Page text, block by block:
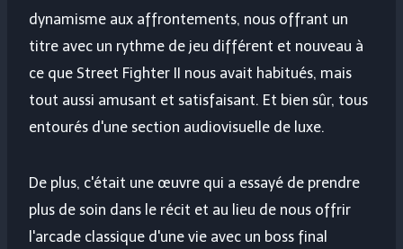
dynamisme aux affrontements, nous offrant un
titre avec un rythme de jeu différent et nouveau à
ce que Street Fighter II nous avait habitués, mais
tout aussi amusant et satisfaisant. Et bien sûr, tous
entourés d'une section audiovisuelle de luxe.
De plus, c'était une œuvre qui a essayé de prendre
plus de soin dans le récit et au lieu de nous offrir
l'arcade classique d'une vie avec un boss final